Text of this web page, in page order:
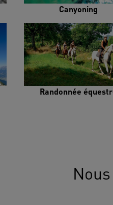
Canyoning
Randonnée